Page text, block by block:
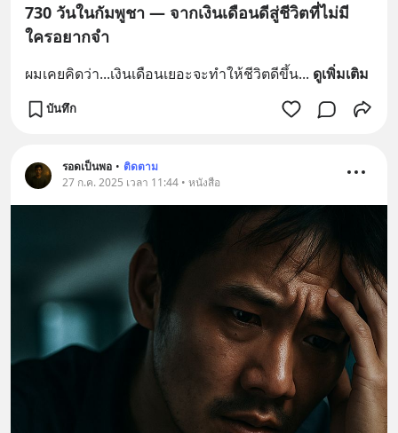
730 วันในกัมพูชา — จากเงินเดือนดีสู่ชีวิตที่ไม่มี
ใครอยากจำ
ผมเคยคิดว่า...เงินเดือนเยอะจะทำให้ชีวิตดีขึ้น... ดูเพิ่มเติม
บันทึก
รอดเป็นพอ • ติดตาม
27 ก.ค. 2025 เวลา 11:44 • หนังสือ